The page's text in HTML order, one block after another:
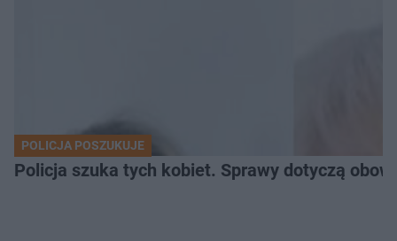
POLICJA POSZUKUJE
Policja szuka tych kobiet. Sprawy dotyczą